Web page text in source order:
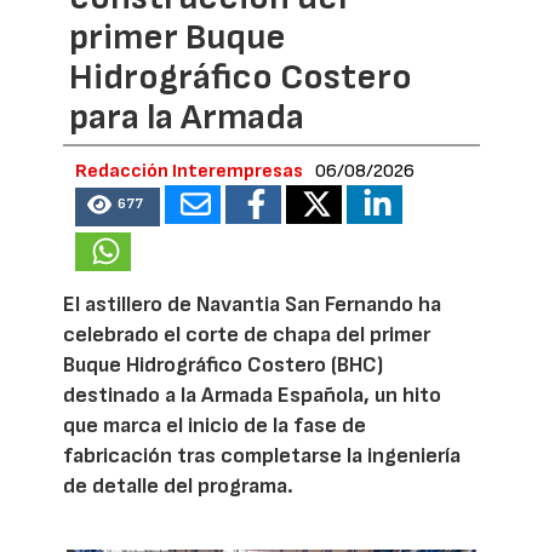
primer Buque
Hidrográfico Costero
para la Armada
Redacción Interempresas 06/08/2026
677
El astillero de Navantia San Fernando ha
celebrado el corte de chapa del primer
Buque Hidrográfico Costero (BHC)
destinado a la Armada Española, un hito
que marca el inicio de la fase de
fabricación tras completarse la ingeniería
de detalle del programa.